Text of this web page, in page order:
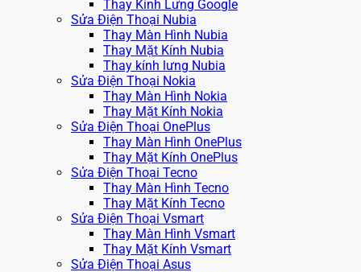
Thay Kính Lưng Google
Sửa Điện Thoại Nubia
Thay Màn Hình Nubia
Thay Mặt Kính Nubia
Thay kính lưng Nubia
Sửa Điện Thoại Nokia
Thay Màn Hình Nokia
Thay Mặt Kính Nokia
Sửa Điện Thoại OnePlus
Thay Màn Hình OnePlus
Thay Mặt Kính OnePlus
Sửa Điện Thoại Tecno
Thay Màn Hình Tecno
Thay Mặt Kính Tecno
Sửa Điện Thoại Vsmart
Thay Màn Hình Vsmart
Thay Mặt Kính Vsmart
Sửa Điện Thoại Asus